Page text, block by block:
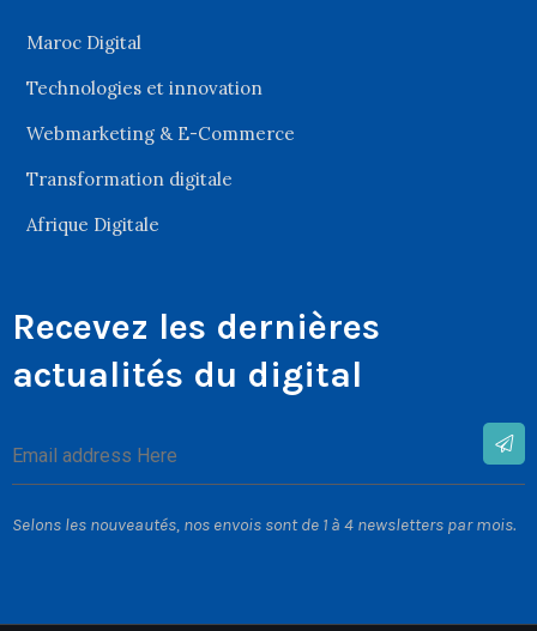
Maroc Digital
Technologies et innovation
Webmarketing & E-Commerce
Transformation digitale
Afrique Digitale
Recevez les dernières
actualités du digital
Selons les nouveautés, nos envois sont de 1 à 4 newsletters par mois.